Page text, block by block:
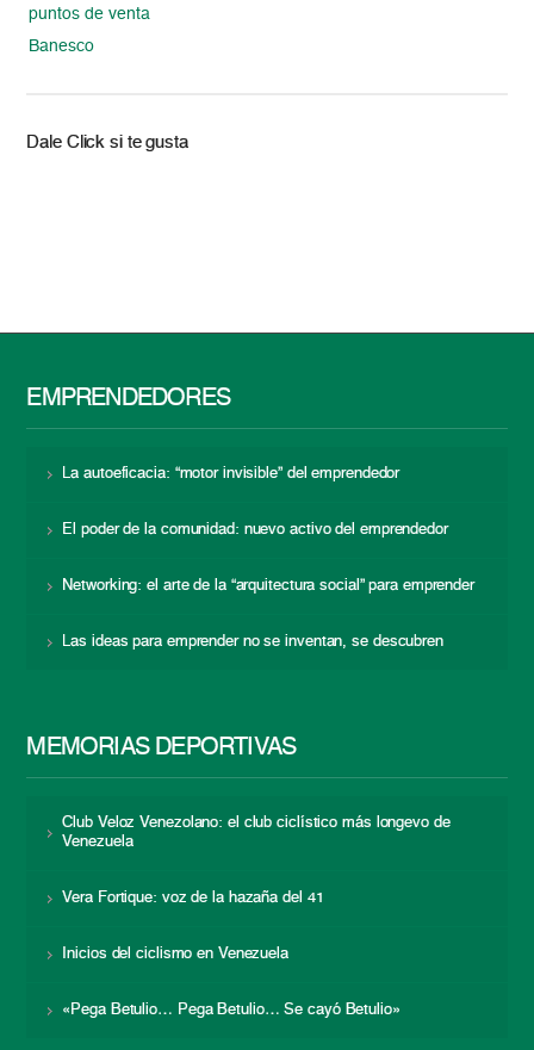
puntos de venta
Banesco
Dale Click si te gusta
EMPRENDEDORES
La autoeficacia: “motor invisible” del emprendedor
El poder de la comunidad: nuevo activo del emprendedor
Networking: el arte de la “arquitectura social” para emprender
Las ideas para emprender no se inventan, se descubren
MEMORIAS DEPORTIVAS
Club Veloz Venezolano: el club ciclístico más longevo de
Venezuela
Vera Fortique: voz de la hazaña del 41
Inicios del ciclismo en Venezuela
«Pega Betulio… Pega Betulio… Se cayó Betulio»